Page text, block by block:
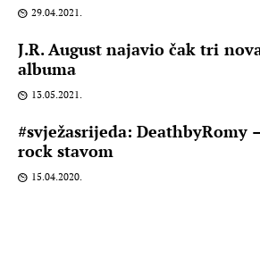
29.04.2021.
J.R. August najavio čak tri
albuma
13.05.2021.
#svježasrijeda: DeathbyRomy
rock stavom
15.04.2020.